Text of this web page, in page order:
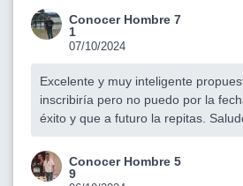
Conocer Hombre 7
1
07/10/2024
Excelente y muy inteligente
inscribiría pero no puedo por la
éxito y que a futuro la repitas.
Conocer Hombre 5
9